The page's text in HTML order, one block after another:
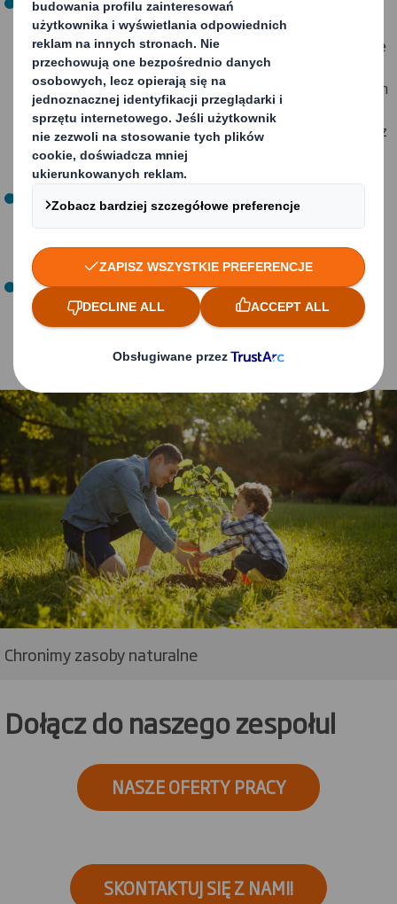
prowadzimy akcje charytatywne, pomoc humanitarną i
różnorodne inicjatywy dla lokalnych społeczności, takie
jak np. wspieramy fundacje dla potrzebujących,
placówki opiekuńcze dla dzieci, pomagamy schroniskom
dla zwierząt, wystawiamy stoiska z tekturowymi
zabawkami i organizujemy aktywności w trakcie imprez
miejskich, jak również jesteśmy partnerami wystaw i
konkursów.
Naszym priorytetem jest zdrowie i bezpieczeństwo
pracowników. Wspólnie tworzymy środowisko pracy, w
realizować swój potencjał.
Wzajemne relacje budujemy na bazie uczciwości w
działaniach, sprawiedliwości w ocenie i jasności w
komunikacji. Doceniamy wartość współpracy i
różnorodności jaką każdy z nas wnosi do naszej firmy.
Chronimy zasoby naturalne
Dołącz do naszego zespołu!
NASZE OFERTY PRACY
SKONTAKTUJ SIĘ Z NAMI!